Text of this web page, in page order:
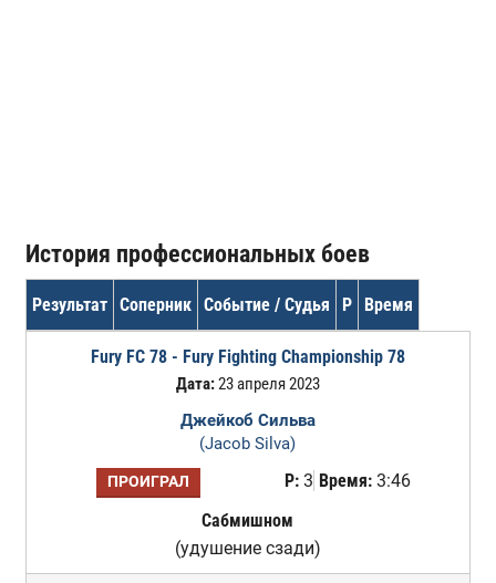
История профессиональных боев
Результат Соперник Событие / Судья Р Время
Fury FC 78 - Fury Fighting Championship 78
Дата:23 апреля 2023
Джейкоб Сильва
(Jacob Silva)
ПРОИГРАЛ Р:3 Время:3:46
Сабмишном
(удушение сзади)